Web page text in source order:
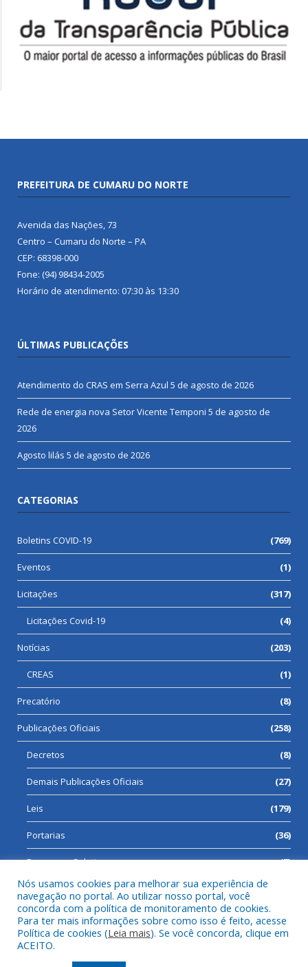
PREFEITURA DE CUMARU DO NORTE
Avenida das Nações, 73
Centro – Cumaru do Norte – PA
CEP: 68398-000
Fone: (94) 98434-2005
Horário de atendimento: 07:30 às 13:30
ÚLTIMAS PUBLICAÇÕES
Atendimento do CRAS em Serra Azul 5 de agosto de 2026
Rede de energia nova Setor Vicente Temponi 5 de agosto de
2026
Agosto lilás 5 de agosto de 2026
CATEGORIAS
Boletins COVID-19 (769)
Eventos (1)
Licitações (317)
Licitações Covid-19 (4)
Notícias (203)
CREAS (1)
Precatório (8)
Publicações Oficiais (258)
Decretos (8)
Demais Publicações Oficiais (27)
Leis (179)
Portarias (36)
Processos Seletivos (7)
Todos os direitos reservados a Prefeitura Municipal de Cumaru
do Norte.
Nós usamos cookies para melhorar sua experiência de
navegação no portal. Ao utilizar nosso portal, você
concorda com a política de monitoramento de cookies.
Para ter mais informações sobre como isso é feito, acesse
Política de cookies (Leia mais). Se você concorda, clique em
ACEITO.